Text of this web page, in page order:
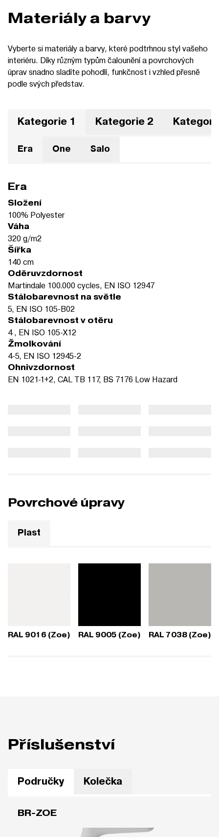
Materiály a barvy
Vyberte si materiály a barvy, které podtrhnou styl vašeho
interiéru. Díky různým typům čalounění a povrchových
úprav snadno sladíte pohodlí, funkčnost i vzhled přesně
podle svých představ.
Kategorie 1 Kategorie 2
Era One Salo
Era
Složení
100% Polyester
Váha
320 g/m2
Šířka
140 cm
Oděruvzdornost
Martindale 100.000 cycles, EN ISO 12947
Stálobarevnost na světle
5, EN ISO 105-B02
Stálobarevnost v otěru
4 , EN ISO 105-X12
Žmolkování
4-5, EN ISO 12945-2
Ohnivzdornost
EN 1021-1+2, CAL TB 117, BS 7176 Low Hazard
Povrchové úpravy
Plast
RAL 9016 (Zoe) RAL 9005 (Zoe) RAL 7038 (Zoe)
Příslušenství
Područky Kolečka
BR-ZOE